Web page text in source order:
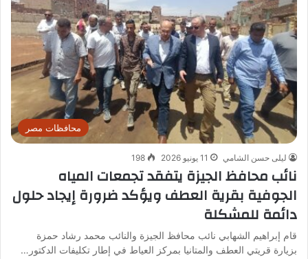
محافظات مصر
ليلى حسن الشامي 11 يونيو 2026 198
نائب محافظ الجيزة يتفقد تجمعات المياه
الجوفية بقرية العطف ويؤكد ضرورة إيجاد حلول
دائمة للمشكلة
قام إبراهيم الشهابي نائب محافظ الجيزة والنائب محمد رشاد حمزة
بزيارة قريتي العطف والمتانيا بمركز العياط في إطار تكليفات الدكتور…